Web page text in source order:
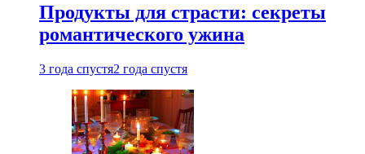
Продукты для страсти: секреты
романтического ужина
3 года спустя2 года спустя